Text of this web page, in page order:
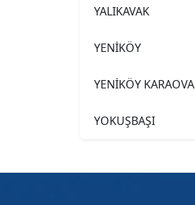
YALIKAVAK
YENİKÖY
YENİKÖY KARAOVA
YOKUŞBAŞI